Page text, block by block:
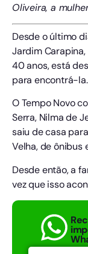
Oliveira, a
Desde o último
Jardim Carapina,
40 anos, está
para encontrá-la.
O Tempo Novo
Serra, Nilma de
saiu de casa
Velha, de ônibus
Desde então, a
vez que isso